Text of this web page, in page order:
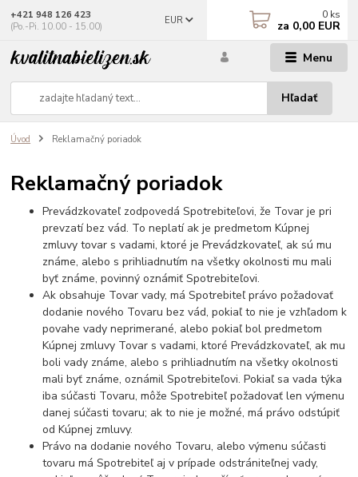
Menu
EUR
Hľadať
+421 948 126 423
(Po.-Pi. 10.00 - 15.00)
0 ks
za 0,00 EUR
Úvod Reklamačný poriadok
Reklamačný poriadok
Prevádzkovateľ zodpovedá Spotrebiteľovi, že Tovar je pri
prevzatí bez vád. To neplatí ak je predmetom Kúpnej
zmluvy tovar s vadami, ktoré je Prevádzkovateľ, ak sú mu
známe, alebo s prihliadnutím na všetky okolnosti mu mali
byť známe, povinný oznámiť Spotrebiteľovi.
Ak obsahuje Tovar vady, má Spotrebiteľ právo požadovať
dodanie nového Tovaru bez vád, pokiaľ to nie je vzhľadom k
povahe vady neprimerané, alebo pokiaľ bol predmetom
Kúpnej zmluvy Tovar s vadami, ktoré Prevádzkovateľ, ak mu
boli vady známe, alebo s prihliadnutím na všetky okolnosti
mali byť známe, oznámil Spotrebiteľovi. Pokiaľ sa vada týka
iba súčasti Tovaru, môže Spotrebiteľ požadovať len výmenu
danej súčasti tovaru; ak to nie je možné, má právo odstúpiť
od Kúpnej zmluvy.
Právo na dodanie nového Tovaru, alebo výmenu súčasti
tovaru má Spotrebiteľ aj v prípade odstrániteľnej vady,